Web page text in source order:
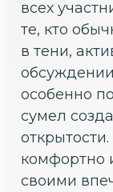
всех
те, кто
в тени,
особенно
сумел
комфортно
своими